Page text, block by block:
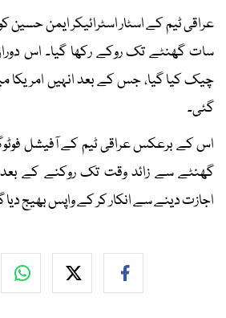
عراقی ٹیم کے اسٹار اسٹرائیکر ایمن حسین
سات گھنٹے تک روکے رکھا گیا۔ اس
چیک کیا گیا، جس کے بعد انہیں امریکا
گئی۔
اس کے برعکس عراقی ٹیم کے آفیشل
گھنٹے سے زائد وقت تک روکنے کے
اجازت دینے سے انکار کر کے واپس بھیج دیا